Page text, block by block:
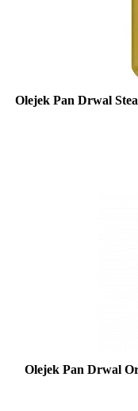
Olejek Pan Drwal
Olejek Pan Drwal